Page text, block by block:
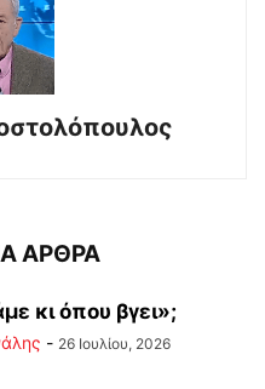
ΑΡΘΡΑ
κι όπου βγει»;
- 26 Ιουλίου, 2026